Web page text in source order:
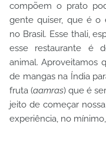
compõem o prato
gente quiser, que é o
no Brasil. Esse thali,
esse restaurante é
animal. Aproveitamos
de mangas na Índia
fruta (aamras) que é
jeito de começar
experiência, no